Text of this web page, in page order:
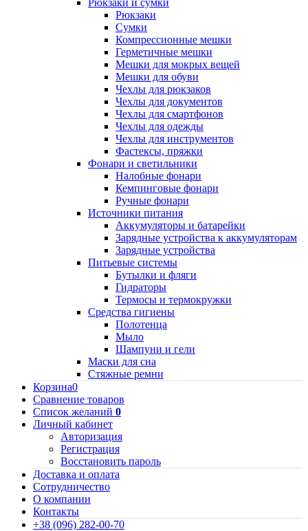
Рюкзаки
Сумки
Компрессионные мешки
Герметичные мешки
Мешки для мокрых вещей
Мешки для обуви
Чехлы для рюкзаков
Чехлы для документов
Чехлы для смартфонов
Чехлы для одежды
Чехлы для инструментов
Фастексы, пряжки
Фонари и светильники
Налобные фонари
Кемпинговые фонари
Ручные фонари
Источники питания
Аккумуляторы и батарейки
Зарядные устройства к аккумуляторам
Зарядные устройства
Питьевые системы
Бутылки и фляги
Гидраторы
Термосы и термокружки
Средства гигиены
Полотенца
Мыло
Шампуни и гели
Маски для сна
Стяжные ремни
Корзина0
Сравнение товаров
Список желаний 0
Личный кабинет
Авторизация
Регистрация
Восстановить пароль
Доставка и оплата
Сотрудничество
О компании
Контакты
+38 (096) 282-00-70